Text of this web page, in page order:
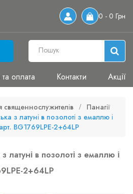
0 - 0 Грн
оплата Контакти Акції
священнослужителів
Панагії
з латуні в позолоті з емаллю і
BG1769LPE-2+64LP
латуні в позолоті з емаллю і
2+64LP